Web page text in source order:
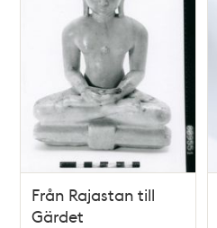
Från Rajastan till
Gärdet